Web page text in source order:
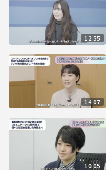
12:55
14:07
10:05